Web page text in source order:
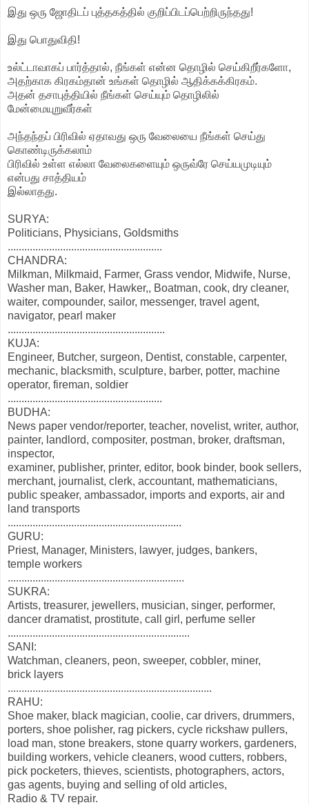
இது ஒரு ஜோதிடப் புத்தகத்தில் குறிப்பிடப்பெற்றிருந்தது!
இது பொதுவிதி!
உல்ட்டாவாகப் பார்த்தால், நீங்கள் என்ன தொழில் செய்கிறீர்களோ,
அதற்காக கிரகம்தான் உங்கள் தொழில் ஆதிக்கக்கிரகம்.
அதன் தசாபுத்தியில் நீங்கள் செய்யும் தொழிலில்
மேன்மையுறுவீர்கள்
அந்தந்தப் பிரிவில் ஏதாவது ஒரு வேலையை நீங்கள் செய்து
கொண்டிருக்கலாம்
பிரிவில் உள்ள எல்லா வேலைகளையும் ஒருவ்ரே செய்யமுடியும்
என்பது சாத்தியம்
இல்லாதது.
SURYA:
Politicians, Physicians, Goldsmiths
........................................................
CHANDRA:
Milkman, Milkmaid, Farmer, Grass vendor, Midwife, Nurse,
Washer man, Baker, Hawker,, Boatman, cook, dry cleaner,
waiter, compounder, sailor, messenger, travel agent,
navigator, pearl maker
.........................................................
KUJA:
Engineer, Butcher, surgeon, Dentist, constable, carpenter,
mechanic, blacksmith, sculpture, barber, potter, machine
operator, fireman, soldier
........................................................
BUDHA:
News paper vendor/reporter, teacher, novelist, writer, author,
painter, landlord, compositer, postman, broker, draftsman,
inspector,
examiner, publisher, printer, editor, book binder, book sellers,
merchant, journalist, clerk, accountant, mathematicians,
public speaker, ambassador, imports and exports, air and
land transports
...............................................................
GURU:
Priest, Manager, Ministers, lawyer, judges, bankers,
temple workers
................................................................
SUKRA:
Artists, treasurer, jewellers, musician, singer, performer,
dancer dramatist, prostitute, call girl, perfume seller
..................................................................
SANI:
Watchman, cleaners, peon, sweeper, cobbler, miner,
brick layers
..........................................................................
RAHU:
Shoe maker, black magician, coolie, car drivers, drummers,
porters, shoe polisher, rag pickers, cycle rickshaw pullers,
load man, stone breakers, stone quarry workers, gardeners,
building workers, vehicle cleaners, wood cutters, robbers,
pick pocketers, thieves, scientists, photographers, actors,
gas agents, buying and selling of old articles,
Radio & TV repair.